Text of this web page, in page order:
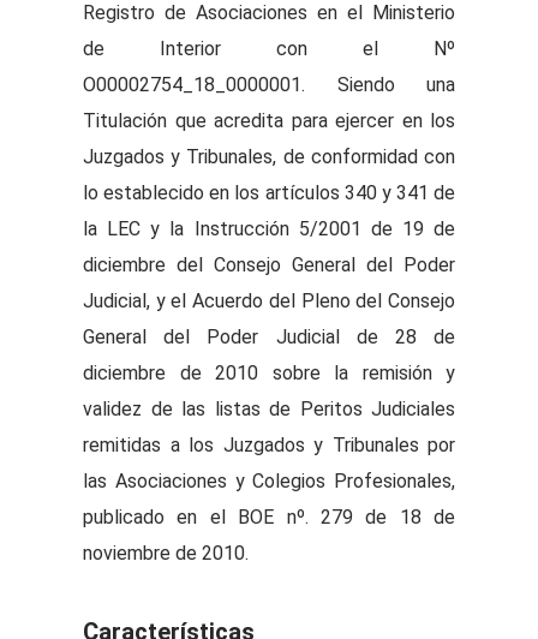
Registro de Asociaciones en el Ministerio
de Interior con el Nº
O00002754_18_0000001. Siendo una
Titulación que acredita para ejercer en los
Juzgados y Tribunales, de conformidad con
lo establecido en los artículos 340 y 341 de
la LEC y la Instrucción 5/2001 de 19 de
diciembre del Consejo General del Poder
Judicial, y el Acuerdo del Pleno del Consejo
General del Poder Judicial de 28 de
diciembre de 2010 sobre la remisión y
validez de las listas de Peritos Judiciales
remitidas a los Juzgados y Tribunales por
las Asociaciones y Colegios Profesionales,
publicado en el BOE nº. 279 de 18 de
noviembre de 2010.
Características